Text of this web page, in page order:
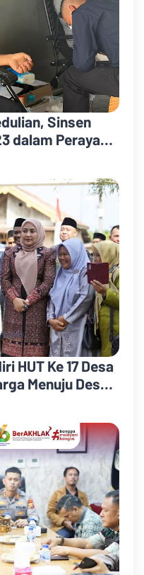
Sinsen
dalam Perayaan
HUT Ke 17 Desa
Menuju Desa